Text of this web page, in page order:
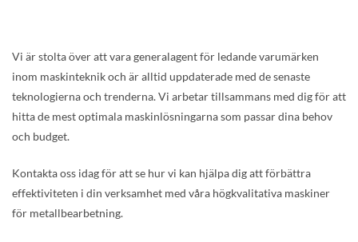
Vi är stolta över att vara generalagent för ledande varumärken
inom maskinteknik och är alltid uppdaterade med de senaste
teknologierna och trenderna. Vi arbetar tillsammans med dig för att
hitta de mest optimala maskinlösningarna som passar dina behov
och budget.
Kontakta oss idag för att se hur vi kan hjälpa dig att förbättra
effektiviteten i din verksamhet med våra högkvalitativa maskiner
för metallbearbetning.